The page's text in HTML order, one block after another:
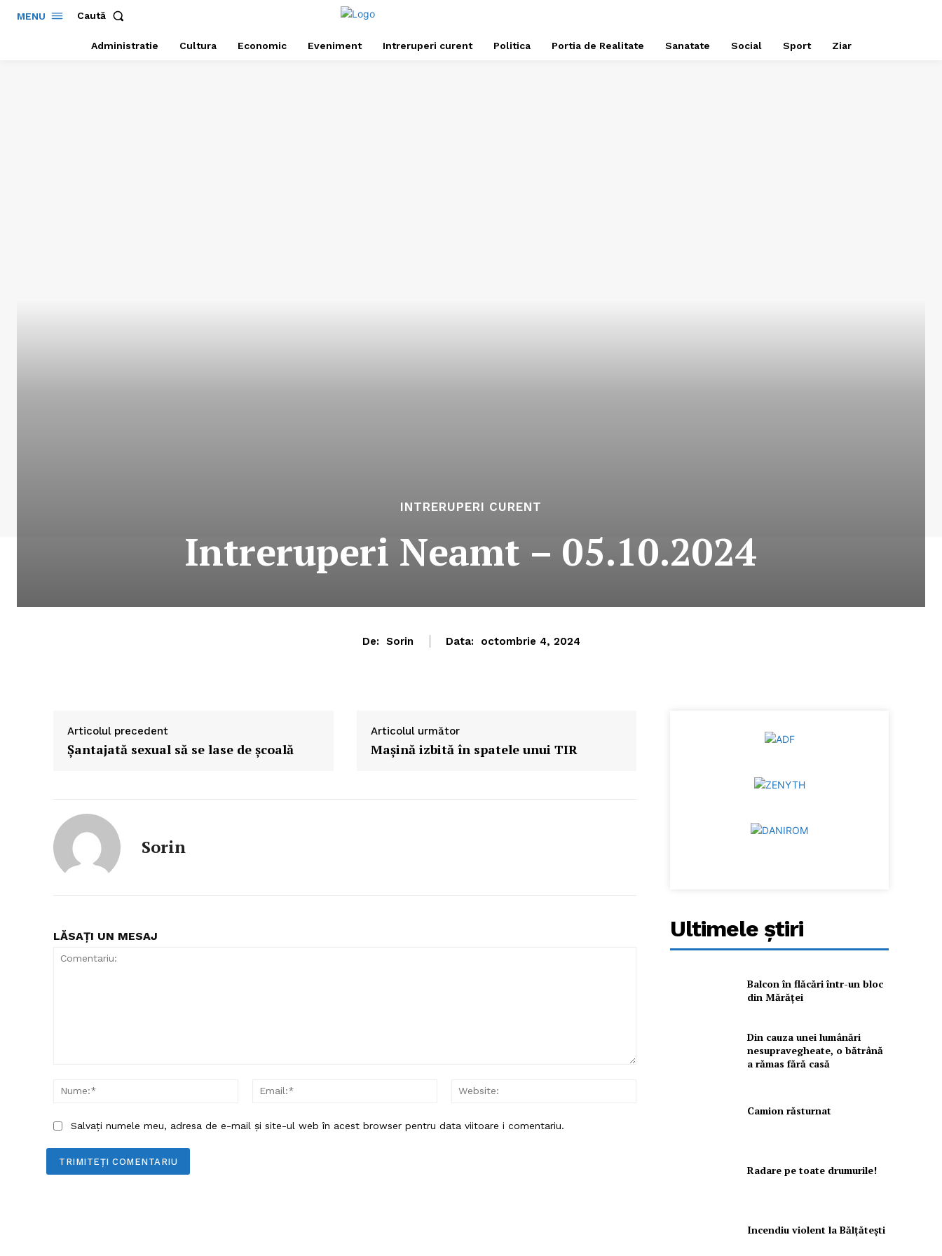
MENU Caută
Administratie Cultura Economic Eveniment Intreruperi curent Politica Portia de Realitate Sanatate Social Sport Ziar
INTRERUPERI CURENT
Intreruperi Neamt – 05.10.2024
De: Sorin Data: octombrie 4, 2024
Articolul precedent
Şantajată sexual să se lase de şcoală
Articolul următor
Maşină izbită în spatele unui TIR
Sorin
LĂSAȚI UN MESAJ
Nume:*
Email:*
Salvați numele meu, adresa de e-mail și site-ul web în acest browser pentru data viitoare i comentariu.
Ultimele ştiri
Balcon în flăcări într-un bloc
din Mărăţei
Din cauza unei lumânări
nesupravegheate, o bătrână
a rămas fără casă
Camion răsturnat
Radare pe toate drumurile!
Incendiu violent la Bălţăteşti